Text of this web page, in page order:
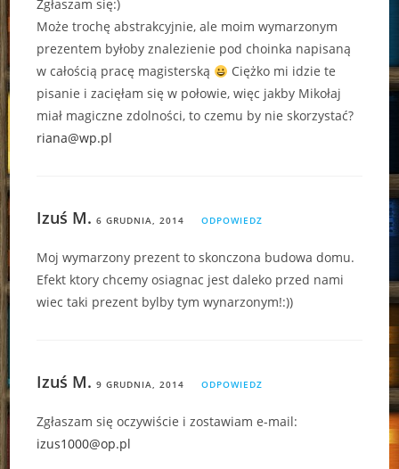
Zgłaszam się:)
Może trochę abstrakcyjnie, ale moim wymarzonym
prezentem byłoby znalezienie pod choinka napisaną
w całością pracę magisterską
Ciężko mi idzie te
pisanie i zacięłam się w połowie, więc jakby Mikołaj
miał magiczne zdolności, to czemu by nie skorzystać?
riana@wp.pl
Izuś M. 6 GRUDNIA, 2014 ODPOWIEDZ
Moj wymarzony prezent to skonczona budowa domu.
Efekt ktory chcemy osiagnac jest daleko przed nami
wiec taki prezent bylby tym wynarzonym!:))
Izuś M. 9 GRUDNIA, 2014 ODPOWIEDZ
Zgłaszam się oczywiście i zostawiam e-mail:
izus1000@op.pl